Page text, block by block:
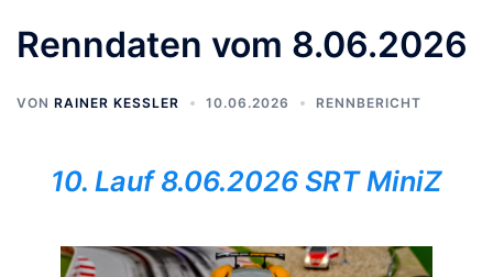
Renndaten vom 8.06.2026
VON RAINER KESSLER 10.06.2026 RENNBERICHT
10. Lauf 8.06.2026 SRT MiniZ